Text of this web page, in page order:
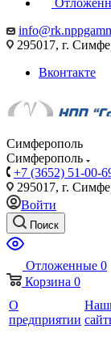
295017, г.
Вконтакте
Симферополь
Симферополь
+7 (3652) 51-00-
295017, г.
Войти
Поиск
Отложенные 0
Корзина 0
О
предприятии